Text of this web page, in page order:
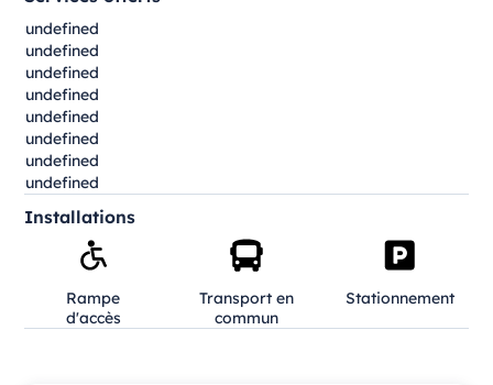
undefined
undefined
undefined
undefined
undefined
undefined
undefined
undefined
Installations
Rampe
d'accès
Transport en
commun
Stationnement